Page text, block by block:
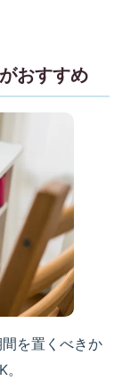
おすすめ
を置くべきか